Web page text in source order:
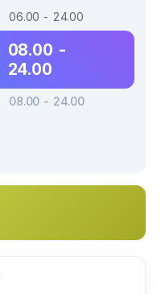
06.00 - 24.00
08.00 -
24.00
08.00 - 24.00